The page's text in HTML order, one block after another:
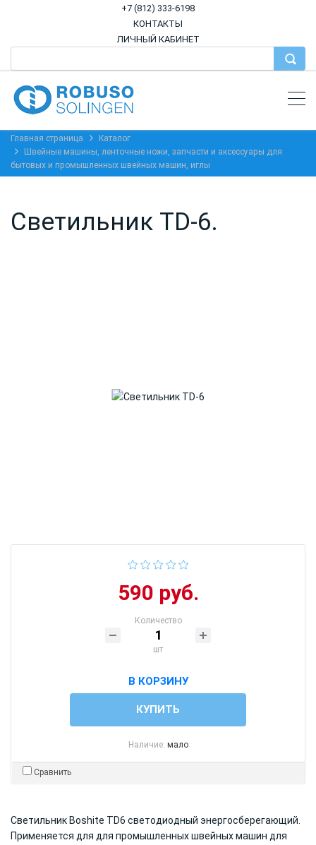
+7 (812) 333-6198
КОНТАКТЫ
ЛИЧНЫЙ КАБИНЕТ
Главная страница
Каталог
Швейные машины, ленточные ножи, запчасти и аксессуары для
бытовых и промышленных швейных машин, иглы
Светильник TD-6.
590 руб.
Количество
шт
В КОРЗИНУ
КУПИТЬ
Наличие: мало
Сравнить
Светильник Boshite TD6 светодиодный энергосберегающий.
Применяется для для промышленных швейных машин для